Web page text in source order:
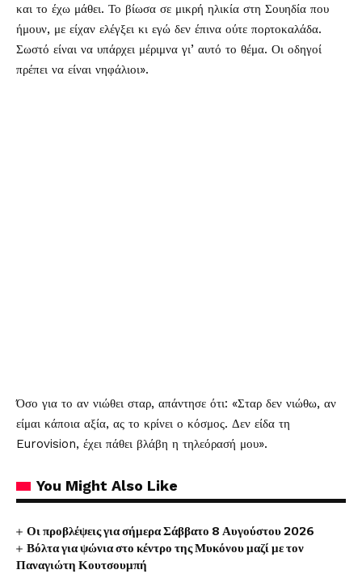
και το έχω μάθει. Το βίωσα σε μικρή ηλικία στη Σουηδία που
ήμουν, με είχαν ελέγξει κι εγώ δεν έπινα ούτε πορτοκαλάδα.
Σωστό είναι να υπάρχει μέριμνα γι’ αυτό το θέμα. Οι οδηγοί
πρέπει να είναι νηφάλιοι».
Όσο για το αν νιώθει σταρ, απάντησε ότι: «Σταρ δεν νιώθω, αν
είμαι κάποια αξία, ας το κρίνει ο κόσμος. Δεν είδα τη
Eurovision, έχει πάθει βλάβη η τηλεόρασή μου».
You Might Also Like
Οι προβλέψεις για σήμερα Σάββατο 8 Αυγούστου 2026
Βόλτα για ψώνια στο κέντρο της Μυκόνου μαζί με τον
Παναγιώτη Κουτσουμπή